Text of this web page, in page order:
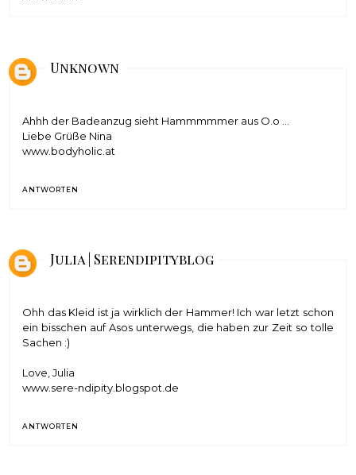
Unknown
Ahhh der Badeanzug sieht Hammmmmer aus O.o ...
Liebe Grüße Nina
www.bodyholic.at
ANTWORTEN
Julia | Serendipityblog
Ohh das Kleid ist ja wirklich der Hammer! Ich war letzt schon
ein bisschen auf Asos unterwegs, die haben zur Zeit so tolle
Sachen :)
Love, Julia
www.sere-ndipity.blogspot.de
ANTWORTEN